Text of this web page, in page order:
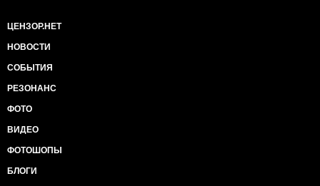
ЦЕНЗОР.НЕТ
НОВОСТИ
СОБЫТИЯ
РЕЗОНАНС
ФОТО
ВИДЕО
ФОТОШОПЫ
БЛОГИ